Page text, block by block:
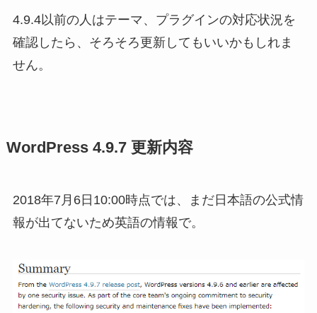
4.9.4以前の人はテーマ、プラグインの対応状況を
確認したら、そろそろ更新してもいいかもしれま
せん。
WordPress 4.9.7 更新内容
2018年7月6日10:00時点では、まだ日本語の公式情
報が出てないため英語の情報で。